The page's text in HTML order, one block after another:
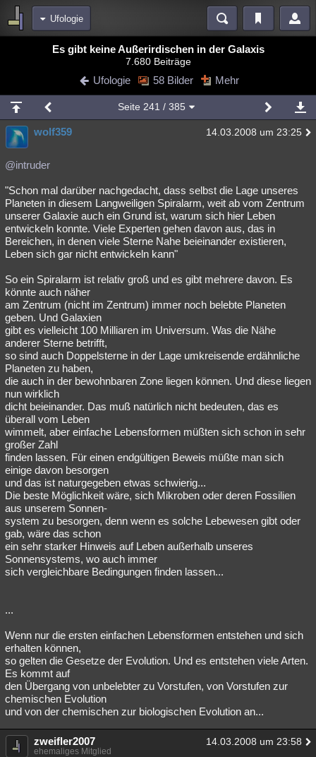
Ufologie
Blogs Videos
Chat Wiki Neuigkeiten
meine Rubriken
Menschen Mystery Kriminalfälle
Spiritualität
Natur Umfragen Unterhaltung
weitere Rubriken
Philosophie Träume Orte Esoterik Literatur
Astronomie Helpdesk Gruppen
Musik Clash Verbesserungen Allmystery
Übersichten
Besucht Teilgenommen Alle Neue Geschlossen
Lesenswert Schlüsselwörter
Es gibt keine Außerirdischen in der Galaxis
7.680 Beiträge
Ufologie 58 Bilder Mehr
Seite 241 / 385
wolf359 14.03.2008 um 23:25
@intruder
"Schon mal darüber nachgedacht, dass selbst die Lage unseres
Planeten in diesem Langweiligen Spiralarm, weit ab vom Zentrum
unserer Galaxie auch ein Grund ist, warum sich hier Leben
entwickeln konnte. Viele Experten gehen davon aus, das in
Bereichen, in denen viele Sterne Nahe beieinander existieren,
Leben sich gar nicht entwickeln kann"
So ein Spiralarm ist relativ groß und es gibt mehrere davon. Es
könnte auch näher
am Zentrum (nicht im Zentrum) immer noch belebte Planeten
geben. Und Galaxien
gibt es vielleicht 100 Milliaren im Universum. Was die Nähe
anderer Sterne betrifft,
so sind auch Doppelsterne in der Lage umkreisende erdähnliche
Planeten zu haben,
die auch in der bewohnbaren Zone liegen können. Und diese liegen
nun wirklich
dicht beieinander. Das muß natürlich nicht bedeuten, das es
überall vom Leben
wimmelt, aber einfache Lebensformen müßten sich schon in sehr
großer Zahl
finden lassen. Für einen endgültigen Beweis müßte man sich
einige davon besorgen
und das ist naturgegeben etwas schwierig...
Die beste Möglichkeit wäre, sich Mikroben oder deren Fossilien
aus unserem Sonnen-
system zu besorgen, denn wenn es solche Lebewesen gibt oder
gab, wäre das schon
ein sehr starker Hinweis auf Leben außerhalb unseres
Sonnensystems, wo auch immer
sich vergleichbare Bedingungen finden lassen...
...
Wenn nur die ersten einfachen Lebensformen entstehen und sich
erhalten können,
so gelten die Gesetze der Evolution. Und es entstehen viele Arten.
Es kommt auf
den Übergang von unbelebter zu Vorstufen, von Vorstufen zur
chemischen Evolution
und von der chemischen zur biologischen Evolution an...
zweifler2007 14.03.2008 um 23:58
ehemaliges Mitglied